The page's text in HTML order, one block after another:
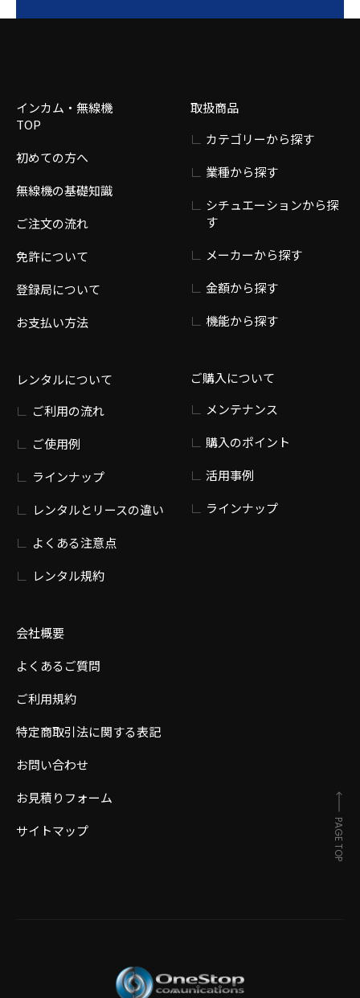
インカム・無線機
TOP
初めての方へ
無線機の基礎知識
ご注文の流れ
免許について
登録局について
お支払い方法
レンタルについて
ご利用の流れ
ご使用例
ラインナップ
レンタルとリースの違い
よくある注意点
レンタル規約
会社概要
よくあるご質問
ご利用規約
特定商取引法に関する表記
お問い合わせ
お見積りフォーム
サイトマップ
取扱商品
カテゴリーから探す
業種から探す
シチュエーションから探
す
メーカーから探す
金額から探す
機能から探す
ご購入について
メンテナンス
購入のポイント
活用事例
ラインナップ
PAGE TOP